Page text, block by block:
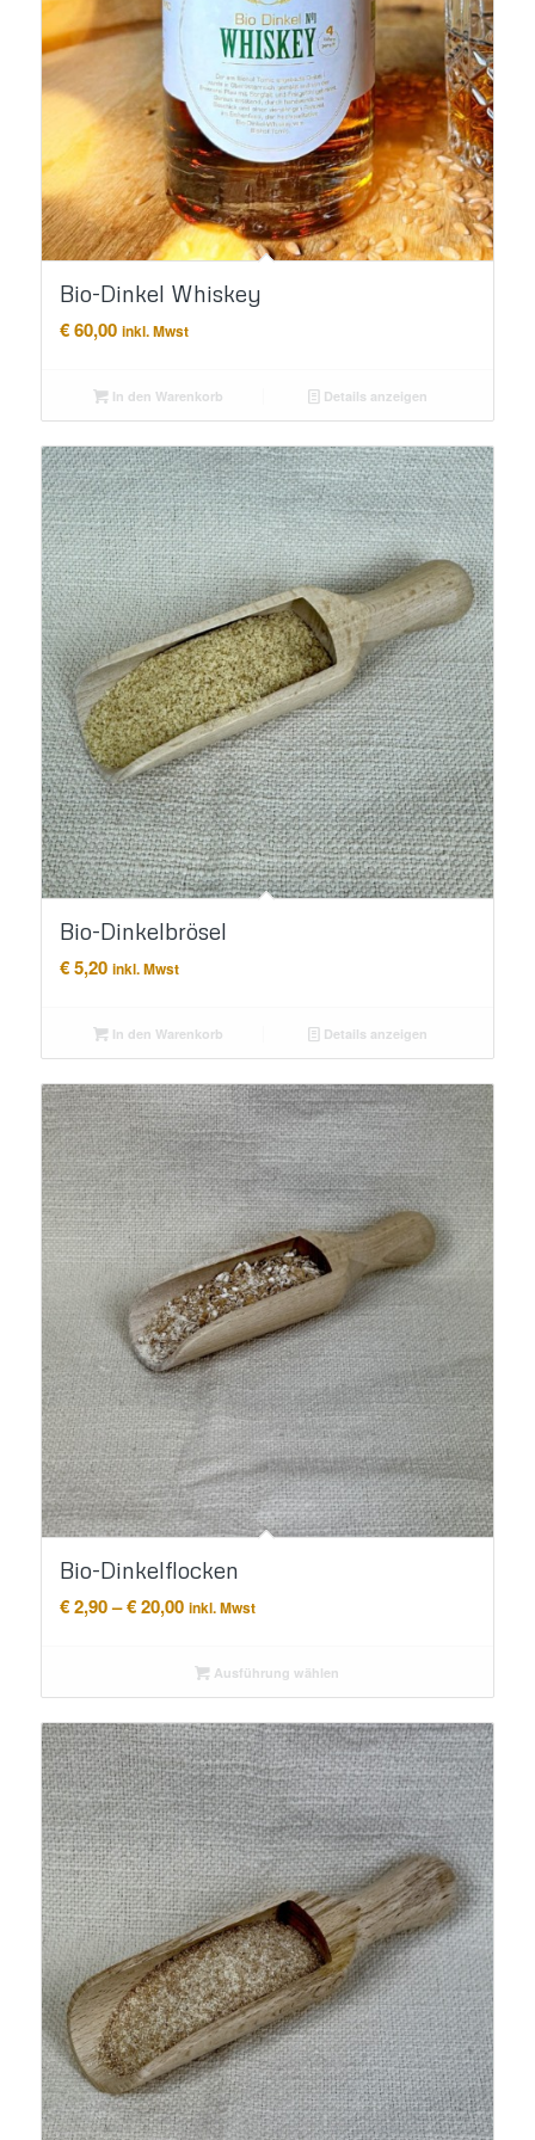
Bio-Dinkel Whiskey
€60,00 inkl. Mwst
In den Warenkorb Details anzeigen
Bio-Dinkelbrösel
€5,20 inkl. Mwst
In den Warenkorb Details anzeigen
Bio-Dinkelflocken
€2,90–€20,00Preisspanne:
€ 20,00
inkl. Mwst
Ausführung wählen